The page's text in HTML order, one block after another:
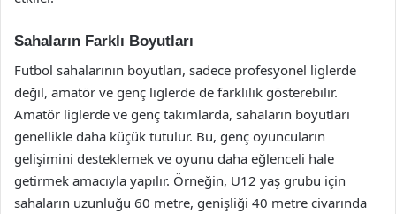
Sahaların Farklı Boyutları
Futbol sahalarının boyutları, sadece profesyonel liglerde
değil, amatör ve genç liglerde de farklılık gösterebilir.
Amatör liglerde ve genç takımlarda, sahaların boyutları
genellikle daha küçük tutulur. Bu, genç oyuncuların
gelişimini desteklemek ve oyunu daha eğlenceli hale
getirmek amacıyla yapılır. Örneğin, U12 yaş grubu için
sahaların uzunluğu 60 metre, genişliği 40 metre civarında